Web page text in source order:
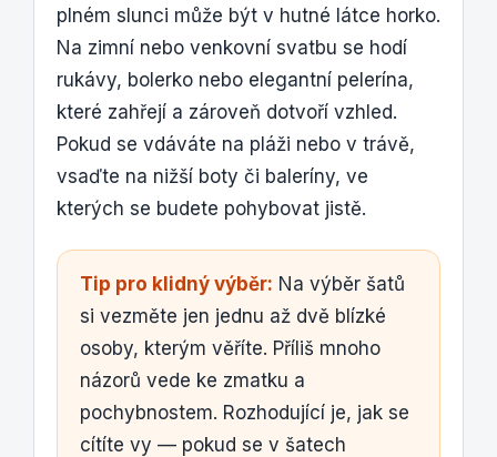
plném slunci může být v hutné látce horko.
Na zimní nebo venkovní svatbu se hodí
rukávy, bolerko nebo elegantní pelerína,
které zahřejí a zároveň dotvoří vzhled.
Pokud se vdáváte na pláži nebo v trávě,
vsaďte na nižší boty či baleríny, ve
kterých se budete pohybovat jistě.
Tip pro klidný výběr: Na výběr šatů
si vezměte jen jednu až dvě blízké
osoby, kterým věříte. Příliš mnoho
názorů vede ke zmatku a
pochybnostem. Rozhodující je, jak se
cítíte vy — pokud se v šatech